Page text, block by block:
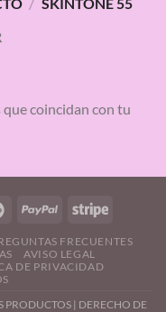
/ SKINTONE 55
coincidan con tu
FRECUENTES
AVISO LEGAL
DE PRIVACIDAD
PRODUCTOS| DERECHO DE